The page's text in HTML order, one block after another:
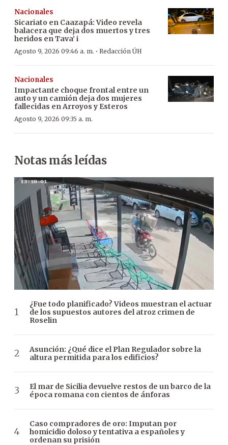
Nacionales
Sicariato en Caazapá: Video revela
balacera que deja dos muertos y tres
heridos en Tava’ i
Agosto 9, 2026 09:46 a. m. · Redacción ÚH
Nacionales
Impactante choque frontal entre un
auto y un camión deja dos mujeres
fallecidas en Arroyos y Esteros
Agosto 9, 2026 09:35 a. m.
Notas más leídas
¿Fue todo planificado? Videos muestran el actuar
de los supuestos autores del atroz crimen de
Roselin
Asunción: ¿Qué dice el Plan Regulador sobre la
altura permitida para los edificios?
El mar de Sicilia devuelve restos de un barco de la
época romana con cientos de ánforas
Caso compradores de oro: Imputan por
homicidio doloso y tentativa a españoles y
ordenan su prisión